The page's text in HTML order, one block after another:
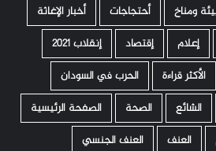
ومناخ أحتجاجات
أخبار الإغاثة
إعلام إقتصاد
إنقلاب 2021
الأكثر قراءة
الحرب في السودان
الشائع الصحة
الصفحة الرئيسية
العنف
العنف الجنسي